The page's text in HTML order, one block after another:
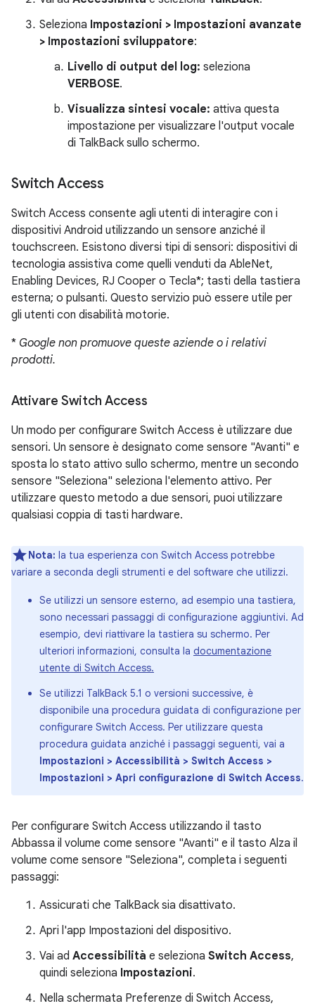
Seleziona Impostazioni > Impostazioni avanzate
> Impostazioni sviluppatore:
Livello di output del log: seleziona
VERBOSE.
Visualizza sintesi vocale: attiva questa
impostazione per visualizzare l'output vocale
di TalkBack sullo schermo.
Switch Access
Switch Access consente agli utenti di interagire con i
dispositivi Android utilizzando un sensore anziché il
touchscreen. Esistono diversi tipi di sensori: dispositivi di
tecnologia assistiva come quelli venduti da AbleNet,
Enabling Devices, RJ Cooper o Tecla*; tasti della tastiera
esterna; o pulsanti. Questo servizio può essere utile per
gli utenti con disabilità motorie.
* Google non promuove queste aziende o i relativi
prodotti.
Attivare Switch Access
Un modo per configurare Switch Access è utilizzare due
sensori. Un sensore è designato come sensore "Avanti" e
sposta lo stato attivo sullo schermo, mentre un secondo
sensore "Seleziona" seleziona l'elemento attivo. Per
utilizzare questo metodo a due sensori, puoi utilizzare
qualsiasi coppia di tasti hardware.
Nota: la tua esperienza con Switch Access potrebbe
variare a seconda degli strumenti e del software che utilizzi.
Se utilizzi un sensore esterno, ad esempio una tastiera,
sono necessari passaggi di configurazione aggiuntivi. Ad
esempio, devi riattivare la tastiera su schermo. Per
ulteriori informazioni, consulta la documentazione
utente di Switch Access.
Se utilizzi TalkBack 5.1 o versioni successive, è
disponibile una procedura guidata di configurazione per
configurare Switch Access. Per utilizzare questa
procedura guidata anziché i passaggi seguenti, vai a
Impostazioni > Accessibilità > Switch Access >
Impostazioni > Apri configurazione di Switch Access.
Per configurare Switch Access utilizzando il tasto
Abbassa il volume come sensore "Avanti" e il tasto Alza il
volume come sensore "Seleziona", completa i seguenti
passaggi:
Assicurati che TalkBack sia disattivato.
Apri l'app Impostazioni del dispositivo.
Vai ad Accessibilità e seleziona Switch Access,
quindi seleziona Impostazioni.
Nella schermata Preferenze di Switch Access,